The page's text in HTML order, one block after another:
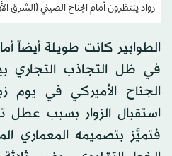
رواد ينتظرون أمام الجناح الصيني (الشرق
الطوابير كانت طويلة أيضاً
في ظل التجاذب التجاري
الجناح الأميركي في يوم
استقبال الزوار بسبب عطل
فتميَّز بتصميمه